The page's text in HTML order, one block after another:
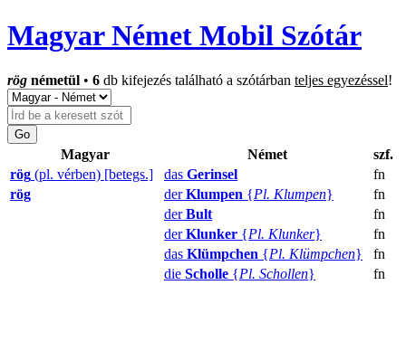
Magyar Német Mobil Szótár
rög németül • 6 db kifejezés található a szótárban teljes egyezéssel!
Magyar Német
szf.
rög (pl. vérben) [betegs.] das Gerinsel
fn
rög
derKlumpen {Pl. Klumpen}
fn
derBult
fn
derKlunker {Pl. Klunker}
fn
das Klümpchen {Pl. Klümpchen}
fn
die Scholle {Pl. Schollen} fn